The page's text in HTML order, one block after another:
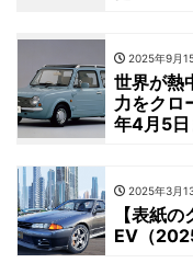
2025年9月
世界が熱
力をクロ
年4月5日
2025年3月
【表紙
EV（